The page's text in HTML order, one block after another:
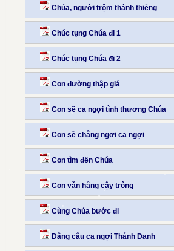
Chúa, người trộm thánh thiêng
Chúc tụng Chúa đi 1
Chúc tụng Chúa đi 2
Con đường thập giá
Con sẽ ca ngợi tình thương Chúa
Con sẽ chẳng ngơi ca ngợi
Con tìm đến Chúa
Con vẫn hằng cậy trông
Cùng Chúa bước đi
Dâng câu ca ngợi Thánh Danh